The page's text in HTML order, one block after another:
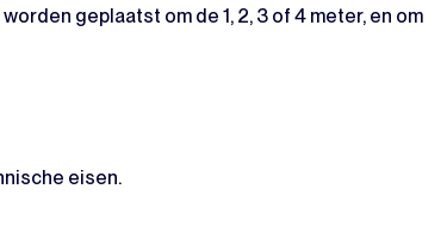
geplaatst om de 1, 2, 3 of 4 meter, en om
eisen.